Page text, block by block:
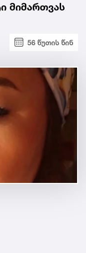
მიმართვას
56 წუთის წინ